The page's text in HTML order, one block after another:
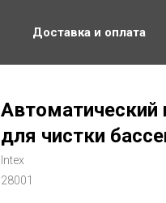
Доставка и оплата
для чистки
Intex
28001